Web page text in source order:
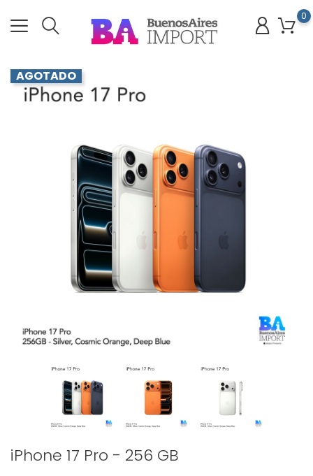
0
AGOTADO
iPhone 17 Pro - 256 GB